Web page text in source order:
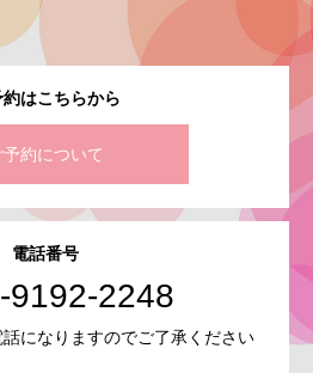
約はこちらから
予約について
電話番号
9192-2248
になりますのでご了承ください